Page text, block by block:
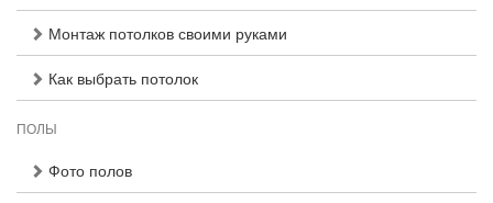
Монтаж потолков своими руками
Как выбрать потолок
ПОЛЫ
Фото полов